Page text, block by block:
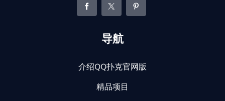
导航
介绍QQ扑克官网版
精品项目